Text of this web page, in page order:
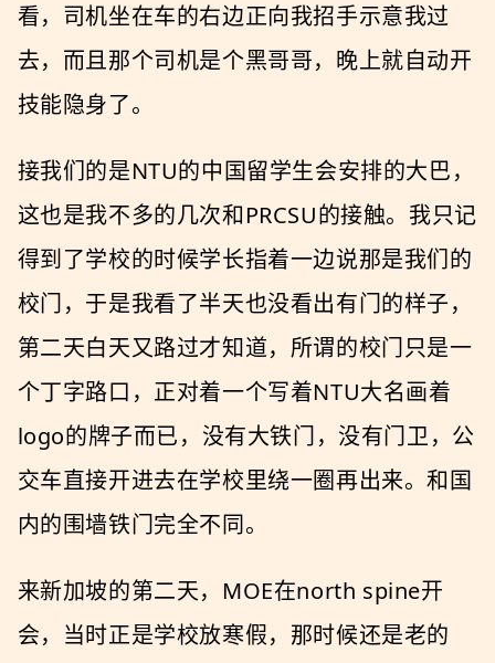
看，司机坐在车的右边正向我招手示意我过
去，而且那个司机是个黑哥哥，晚上就自动开
技能隐身了。
接我们的是NTU的中国留学生会安排的大巴，
这也是我不多的几次和PRCSU的接触。我只记
得到了学校的时候学长指着一边说那是我们的
校门，于是我看了半天也没看出有门的样子，
第二天白天又路过才知道，所谓的校门只是一
个丁字路口，正对着一个写着NTU大名画着
logo的牌子而已，没有大铁门，没有门卫，公
交车直接开进去在学校里绕一圈再出来。和国
内的围墙铁门完全不同。
来新加坡的第二天，MOE在north spine开
会，当时正是学校放寒假，那时候还是老的